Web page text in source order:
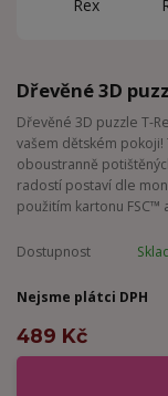
Dřevěné 3D
Dřevěné 3D puzzle T-
vašem dětském pokoji!
oboustranně
radostí postaví dle
použitím kartonu FSC™
Dostupnost
Nejsme plátci DPH
489 Kč